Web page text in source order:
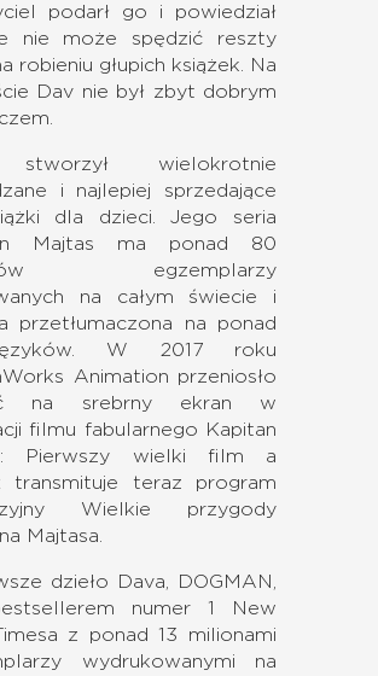
podarł go i powiedział
nie może spędzić reszty
robieniu głupich książek. Na
Dav nie był zbyt dobrym
wielokrotnie
i najlepiej sprzedające
dla dzieci. Jego seria
Majtas ma ponad 80
egzemplarzy
na całym świecie i
przetłumaczona na ponad
W 2017 roku
Animation przeniosło
na srebrny ekran w
filmu fabularnego Kapitan
Pierwszy wielki film a
transmituje teraz program
Wielkie przygody
Majtasa.
dzieło Dava, DOGMAN,
numer 1 New
z ponad 13 milionami
wydrukowanymi na